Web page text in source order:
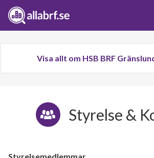
Visa allt om HSB BRF
Styrelse &